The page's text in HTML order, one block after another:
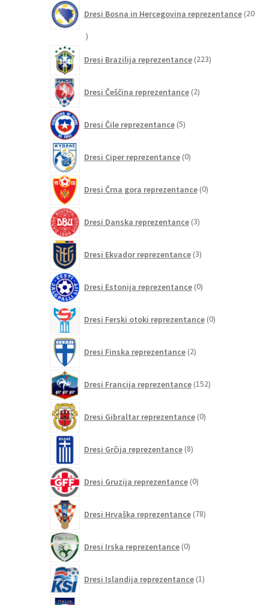
Dresi Bosna in Hercegovina reprezentance 20
20
Dresi Brazilija reprezentance 223izdelkov
Dresi Češčina reprezentance 2izdelka
Dresi Čile reprezentance 5izdelkov
Dresi Ciper reprezentance 0izdelkov
Dresi Črna gora reprezentance 0izdelkov
Dresi Danska reprezentance 3izdelki
Dresi Ekvador reprezentance 3izdelki
Dresi Estonija reprezentance 0izdelkov
Dresi Ferski otoki reprezentance 0izdelkov
Dresi Finska reprezentance 2izdelka
Dresi Francija reprezentance 152izdelkov
Dresi Gibraltar reprezentance 0izdelkov
Dresi Grčija reprezentance 8izdelkov
Dresi Gruzija reprezentance 0izdelkov
Dresi Hrvaška reprezentance 78izdelkov
Dresi Irska reprezentance 0izdelkov
Dresi Islandija reprezentance 1izdelek